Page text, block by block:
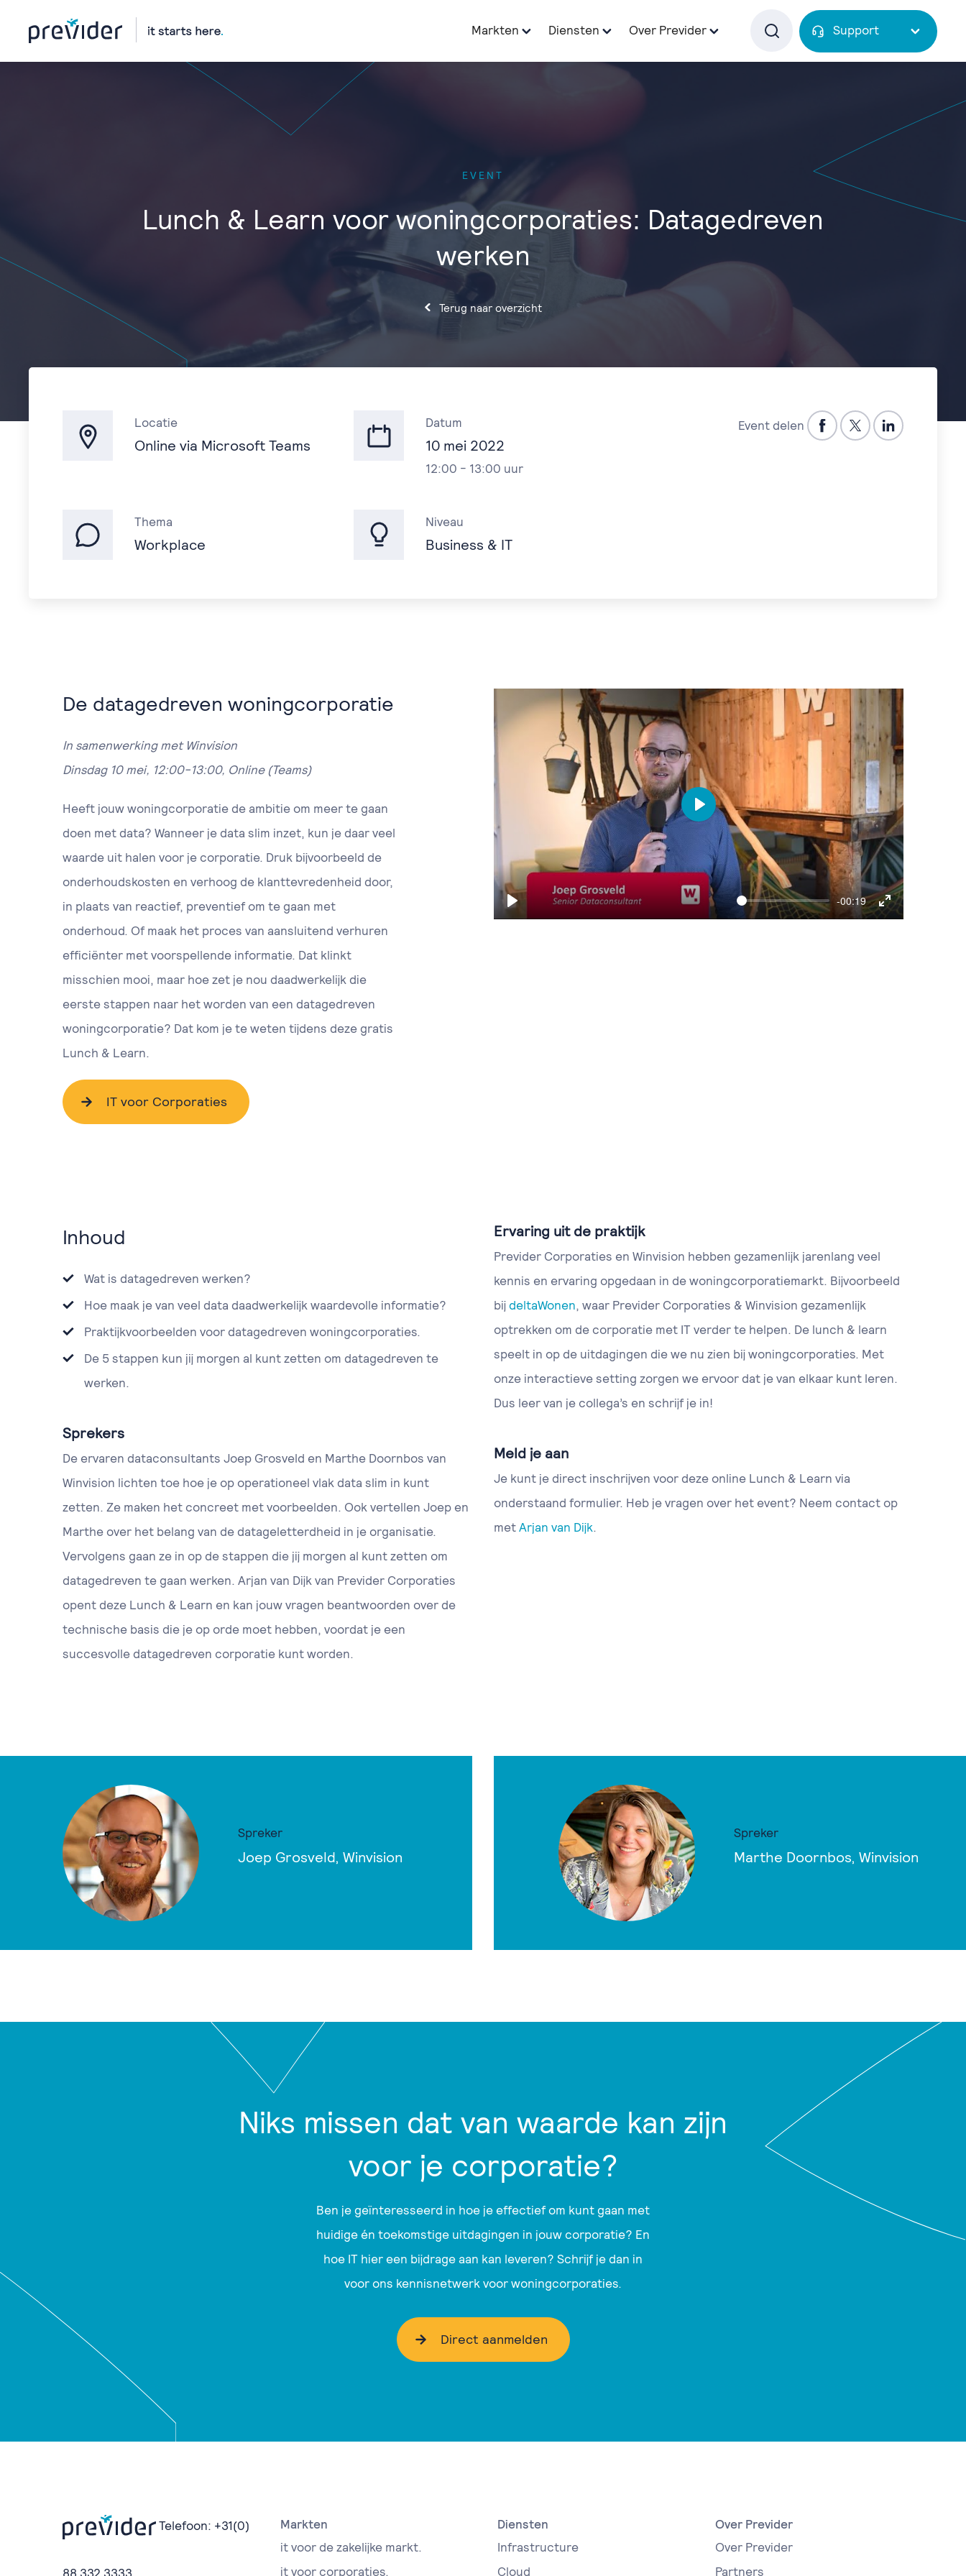
Markten Diensten Over Previder Support
EVENT
Lunch & Learn voor woningcorporaties: Datagedreven
werken
Terug naar overzicht
Locatie
Online via Microsoft Teams
Datum
10 mei 2022
12:00 - 13:00 uur
Thema
Workplace
Niveau
Business & IT
Event delen
De datagedreven woningcorporatie
In samenwerking met Winvision
Dinsdag 10 mei, 12:00-13:00, Online (Teams)
Heeft jouw woningcorporatie de ambitie om meer te gaan
doen met data? Wanneer je data slim inzet, kun je daar veel
waarde uit halen voor je corporatie. Druk bijvoorbeeld de
onderhoudskosten en verhoog de klanttevredenheid door,
in plaats van reactief, preventief om te gaan met
onderhoud. Of maak het proces van aansluitend verhuren
efficiënter met voorspellende informatie. Dat klinkt
misschien mooi, maar hoe zet je nou daadwerkelijk die
eerste stappen naar het worden van een datagedreven
woningcorporatie? Dat kom je te weten tijdens deze gratis
Lunch & Learn.
IT voor Corporaties
Play
-00:19
Enter
Play
Inhoud
Wat is datagedreven werken?
Hoe maak je van veel data daadwerkelijk waardevolle informatie?
Praktijkvoorbeelden voor datagedreven woningcorporaties.
De 5 stappen kun jij morgen al kunt zetten om datagedreven te
werken.
Sprekers
De ervaren dataconsultants Joep Grosveld en Marthe Doornbos van
Winvision lichten toe hoe je op operationeel vlak data slim in kunt
zetten. Ze maken het concreet met voorbeelden. Ook vertellen Joep en
Marthe over het belang van de datageletterdheid in je organisatie.
Vervolgens gaan ze in op de stappen die jij morgen al kunt zetten om
datagedreven te gaan werken. Arjan van Dijk van Previder Corporaties
opent deze Lunch & Learn en kan jouw vragen beantwoorden over de
technische basis die je op orde moet hebben, voordat je een
succesvolle datagedreven corporatie kunt worden.
Ervaring uit de praktijk
Previder Corporaties en Winvision hebben gezamenlijk jarenlang veel
kennis en ervaring opgedaan in de woningcorporatiemarkt. Bijvoorbeeld
bijdeltaWonen, waar Previder Corporaties & Winvision gezamenlijk
optrekken om de corporatie met IT verder te helpen. De lunch & learn
speelt in op de uitdagingen die we nu zien bij woningcorporaties. Met
onze interactieve setting zorgen we ervoor dat je van elkaar kunt leren.
Dus leer van je collega’s en schrijf je in!
Meld je aan
Je kunt je direct inschrijven voor deze online Lunch & Learn via
onderstaand formulier. Heb je vragen over het event? Neem contact op
metArjan van Dijk.
Spreker
Joep Grosveld, Winvision
Spreker
Marthe Doornbos, Winvision
Niks missen dat van waarde kan zijn
voor je corporatie?
Ben je geïnteresseerd in hoe je effectief om kunt gaan met
huidige én toekomstige uitdagingen in jouw corporatie? En
hoe IT hier een bijdrage aan kan leveren? Schrijf je dan in
voor ons kennisnetwerk voor woningcorporaties.
Direct aanmelden
Telefoon: +31(0)
Markten
it voor de zakelijke markt.
it voor corporaties.
Diensten
Infrastructure
Cloud
Over Previder
Over Previder
Partners